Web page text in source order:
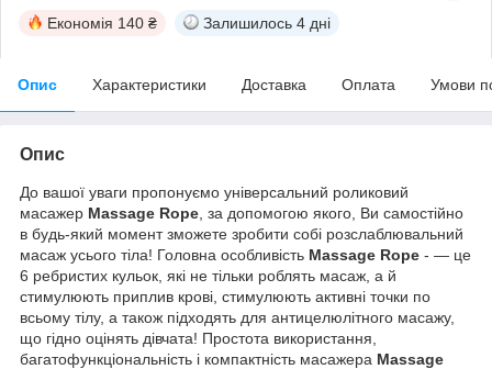
Економія 140 ₴ Залишилось 4 дні
Опис Характеристики Доставка Оплата Умови
Опис
До вашої уваги пропонуємо універсальний роликовий
масажер Massage Rope , за допомогою якого, Ви самостійно
в будь-який момент зможете зробити собі розслаблювальний
масаж усього тіла! Головна особливість Massage Rope - — це
6 ребристих кульок, які не тільки роблять масаж, а й
стимулюють приплив крові, стимулюють активні точки по
всьому тілу, а також підходять для антицелюлітного масажу,
що гідно оцінять дівчата! Простота використання,
багатофункціональність і компактність масажера Massage